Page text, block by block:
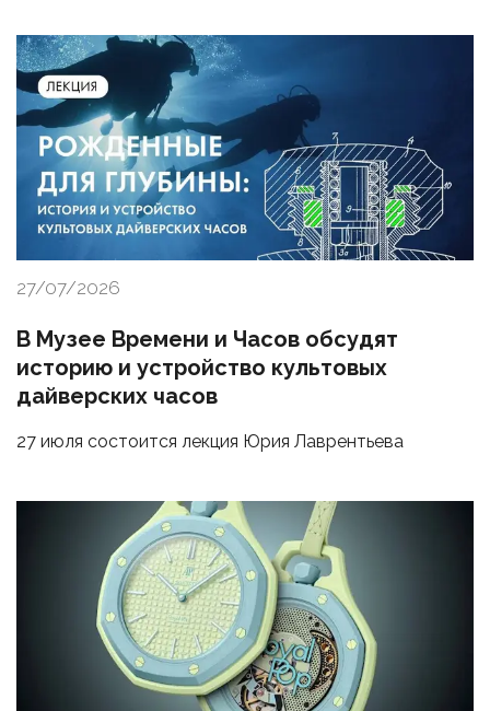
27/07/2026
В Музее Времени и Часов обсудят
историю и устройство культовых
дайверских часов
27 июля состоится лекция Юрия Лаврентьева